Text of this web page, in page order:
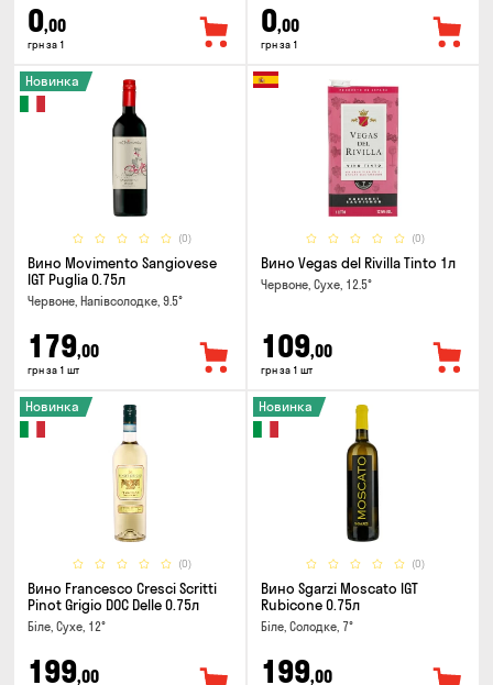
0,00
грн за 1
0,00
грн за 1
(0)
Новинка
Вино Movimento Sangiovese
IGT Puglia 0.75л
Червоне, Напівсолодке, 9.5°
179,00
грн за 1 шт
(0)
Вино Vegas del Rivilla Tinto 1л
Червоне, Сухе, 12.5°
109,00
грн за 1 шт
(0)
Новинка
Вино Francesco Cresci Scritti
Pinot Grigio DOC Delle 0.75л
Біле, Сухе, 12°
199,00
(0)
Новинка
Вино Sgarzi Moscato IGT
Rubicone 0.75л
Біле, Солодке, 7°
199,00